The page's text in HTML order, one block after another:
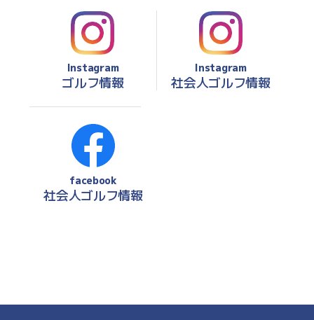
Instagram
ゴルフ情報
Instagram
社会人ゴルフ情報
facebook
社会人ゴルフ情報